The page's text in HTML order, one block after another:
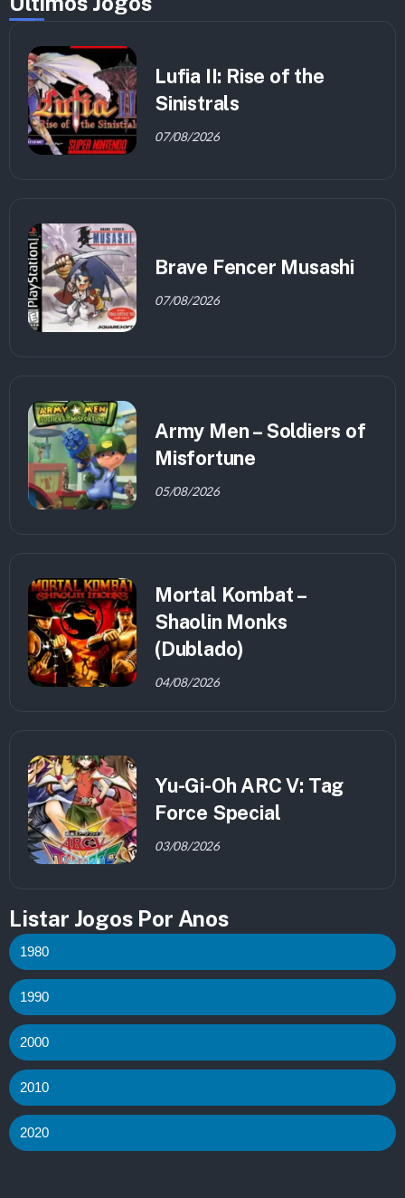
Lufia II: Rise of the
Sinistrals
07/08/2026
Brave Fencer Musashi
07/08/2026
Army Men – Soldiers of
Misfortune
05/08/2026
Mortal Kombat –
Shaolin Monks
(Dublado)
04/08/2026
Yu-Gi-Oh ARC V: Tag
Force Special
03/08/2026
Listar Jogos Por Anos
1980
1990
2000
2010
2020